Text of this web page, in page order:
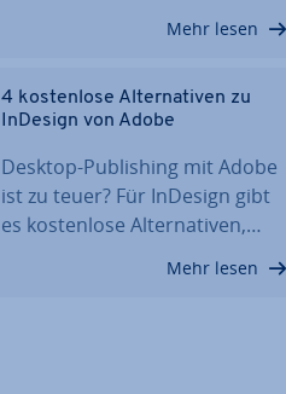
Mehr lesen
4 kos­ten­lo­se Al­ter­na­ti­ven zu
InDesign von Adobe
Desktop-Pu­bli­shing mit Adobe
ist zu teuer? Für InDesign gibt
es kos­ten­lo­se Al­ter­na­ti­ven,…
Mehr lesen